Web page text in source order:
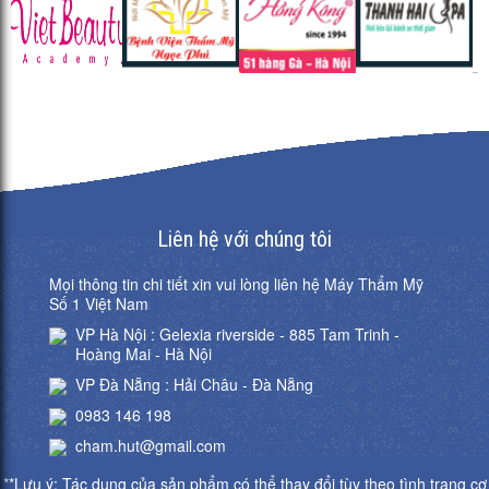
phát...
Liên hệ với chúng tôi
Mọi thông tin chi tiết xin vui lòng liên hệ Máy Thẩm Mỹ
Số 1 Việt Nam
VP Hà Nội : Gelexia riverside - 885 Tam Trinh -
Hoàng Mai - Hà Nội
VP Đà Nẵng : Hải Châu - Đà Nẵng
0983 146 198
cham.hut@gmail.com
**Lưu ý: Tác dụng của sản phẩm có thể thay đổi tùy theo tình trạng cơ